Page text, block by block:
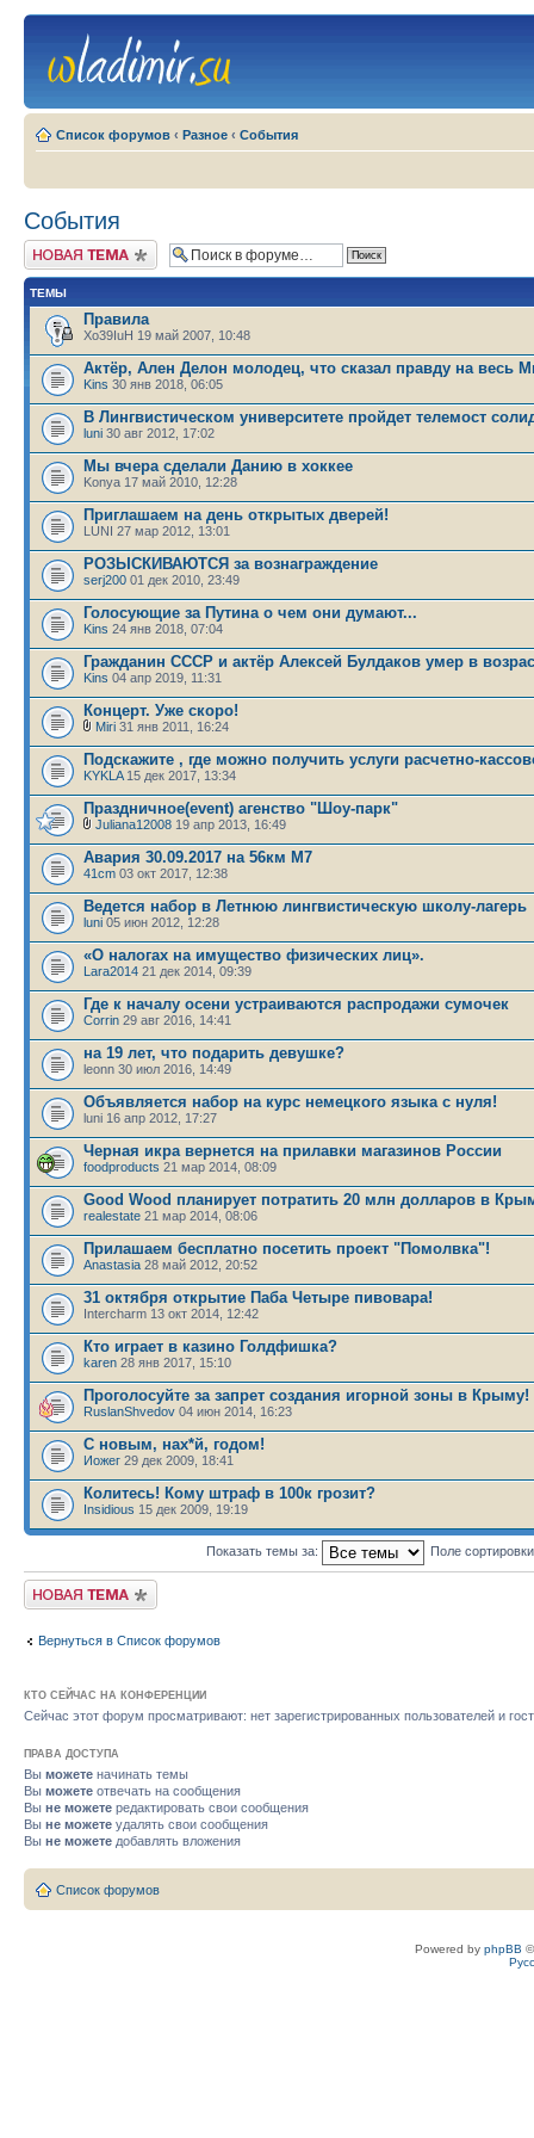
Список форумов ‹ Разное ‹ События
События
Новая тема
ТЕМЫ
Правила
Xo39IuH 19 май 2007, 10:48
Актёр, Ален Делон молодец, что сказал правду на весь
Kins 30 янв 2018, 06:05
В Лингвистическом университете пройдет телемост
luni 30 авг 2012, 17:02
Мы вчера сделали Данию в хоккее
Konya 17 май 2010, 12:28
Приглашаем на день открытых дверей!
LUNI 27 мар 2012, 13:01
РОЗЫСКИВАЮТСЯ за вознаграждение
serj200 01 дек 2010, 23:49
Голосующие за Путина о чем они думают...
Kins 24 янв 2018, 07:04
Гражданин СССР и актёр Алексей Булдаков умер в
Kins 04 апр 2019, 11:31
Концерт. Уже скоро!
Miri 31 янв 2011, 16:24
Подскажите , где можно получить услуги расчетно-
KYKLA15 дек 2017, 13:34
Праздничное(event) агенство "Шоу-парк"
Juliana12008 19 апр 2013, 16:49
Авария 30.09.2017 на 56км М7
41cm 03 окт 2017, 12:38
Ведется набор в Летнюю лингвистическую школу-лагерь
luni 05 июн 2012, 12:28
«О налогах на имущество физических лиц».
Lara2014 21 дек 2014, 09:39
Где к началу осени устраиваются распродажи сумочек
Corrin 29 авг 2016, 14:41
на 19 лет, что подарить девушке?
leonn 30 июл 2016, 14:49
Объявляется набор на курс немецкого языка с нуля!
luni 16 апр 2012, 17:27
Черная икра вернется на прилавки магазинов России
foodproducts 21 мар 2014, 08:09
Good Wood планирует потратить 20 млн долларов в
realestate 21 мар 2014, 08:06
Прилашаем бесплатно посетить проект "Помолвка"!
Anastasia 28 май 2012, 20:52
31 октября открытие Паба Четыре пивовара!
Intercharm 13 окт 2014, 12:42
Кто играет в казино Голдфишка?
karen 28 янв 2017, 15:10
Проголосуйте за запрет создания игорной зоны в Крыму!
RuslanShvedov 04 июн 2014, 16:23
С новым, нах*й, годом!
Иожег 29 дек 2009, 18:41
Колитесь! Кому штраф в 100к грозит?
Insidious 15 дек 2009, 19:19
Показать темы за: Поле
Новая тема
Вернуться в Список форумов
КТО СЕЙЧАС НА КОНФЕРЕНЦИИ
Сейчас этот форум просматривают: нет зарегистрированных пользователей и
ПРАВА ДОСТУПА
Вы можете начинать темы
Вы можете отвечать на сообщения
Вы не можете редактировать свои сообщения
Вы не можете удалять свои сообщения
Вы не можете добавлять вложения
Список форумов
Powered by phpBB